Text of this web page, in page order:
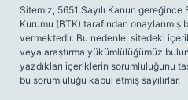
Sitemiz, 5651 Sayılı Kanun
Kurumu (BTK) tarafından onaylanmış
vermektedir. Bu nedenle, sitedeki
veya araştırma yükümlülüğümüz
yazdıkları içeriklerin sorumluluğunu
bu sorumluluğu kabul etmiş sayılırlar.